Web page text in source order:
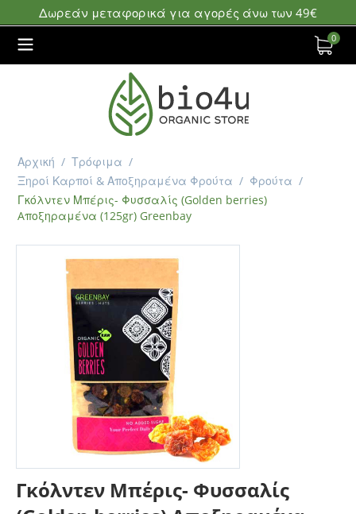
Δωρεάν μεταφορικά για αγορές άνω των 49€
0
Αρχική / Τρόφιμα /
Ξηροί Καρποί & Αποξηραμένα Φρούτα / Φρούτα /
Γκόλντεν Μπέρις- Φυσσαλίς (Golden berries)
Aποξηραμένα (125gr) Greenbay
Γκόλντεν Μπέρις- Φυσσαλίς